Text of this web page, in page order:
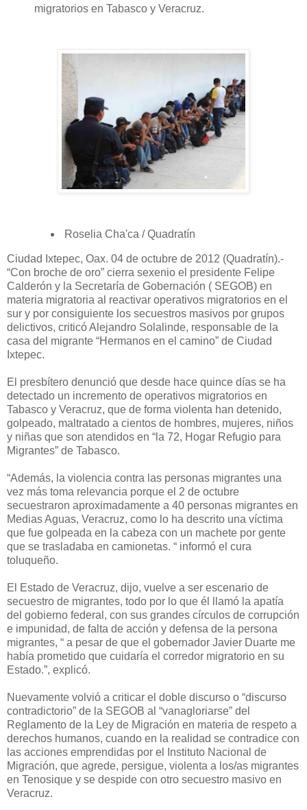
migratorios en Tabasco y Veracruz.
Roselia Cha'ca / Quadratín
Ciudad Ixtepec, Oax. 04 de octubre de 2012 (Quadratín).-
“Con broche de oro” cierra sexenio el presidente Felipe
Calderón y la Secretaría de Gobernación ( SEGOB) en
materia migratoria al reactivar operativos migratorios en el
sur y por consiguiente los secuestros masivos por grupos
delictivos, criticó Alejandro Solalinde, responsable de la
casa del migrante “Hermanos en el camino” de Ciudad
Ixtepec.
El presbítero denunció que desde hace quince días se ha
detectado un incremento de operativos migratorios en
Tabasco y Veracruz, que de forma violenta han detenido,
golpeado, maltratado a cientos de hombres, mujeres, niños
y niñas que son atendidos en “la 72, Hogar Refugio para
Migrantes” de Tabasco.
“Además, la violencia contra las personas migrantes una
vez más toma relevancia porque el 2 de octubre
secuestraron aproximadamente a 40 personas migrantes en
Medias Aguas, Veracruz, como lo ha descrito una víctima
que fue golpeada en la cabeza con un machete por gente
que se trasladaba en camionetas. “ informó el cura
toluqueño.
El Estado de Veracruz, dijo, vuelve a ser escenario de
secuestro de migrantes, todo por lo que él llamó la apatía
del gobierno federal, con sus grandes círculos de corrupción
e impunidad, de falta de acción y defensa de la persona
migrantes, “ a pesar de que el gobernador Javier Duarte me
había prometido que cuidaría el corredor migratorio en su
Estado.”, explicó.
Nuevamente volvió a criticar el doble discurso o “discurso
contradictorio” de la SEGOB al “vanagloriarse” del
Reglamento de la Ley de Migración en materia de respeto a
derechos humanos, cuando en la realidad se contradice con
las acciones emprendidas por el Instituto Nacional de
Migración, que agrede, persigue, violenta a los/as migrantes
en Tenosique y se despide con otro secuestro masivo en
Veracruz.